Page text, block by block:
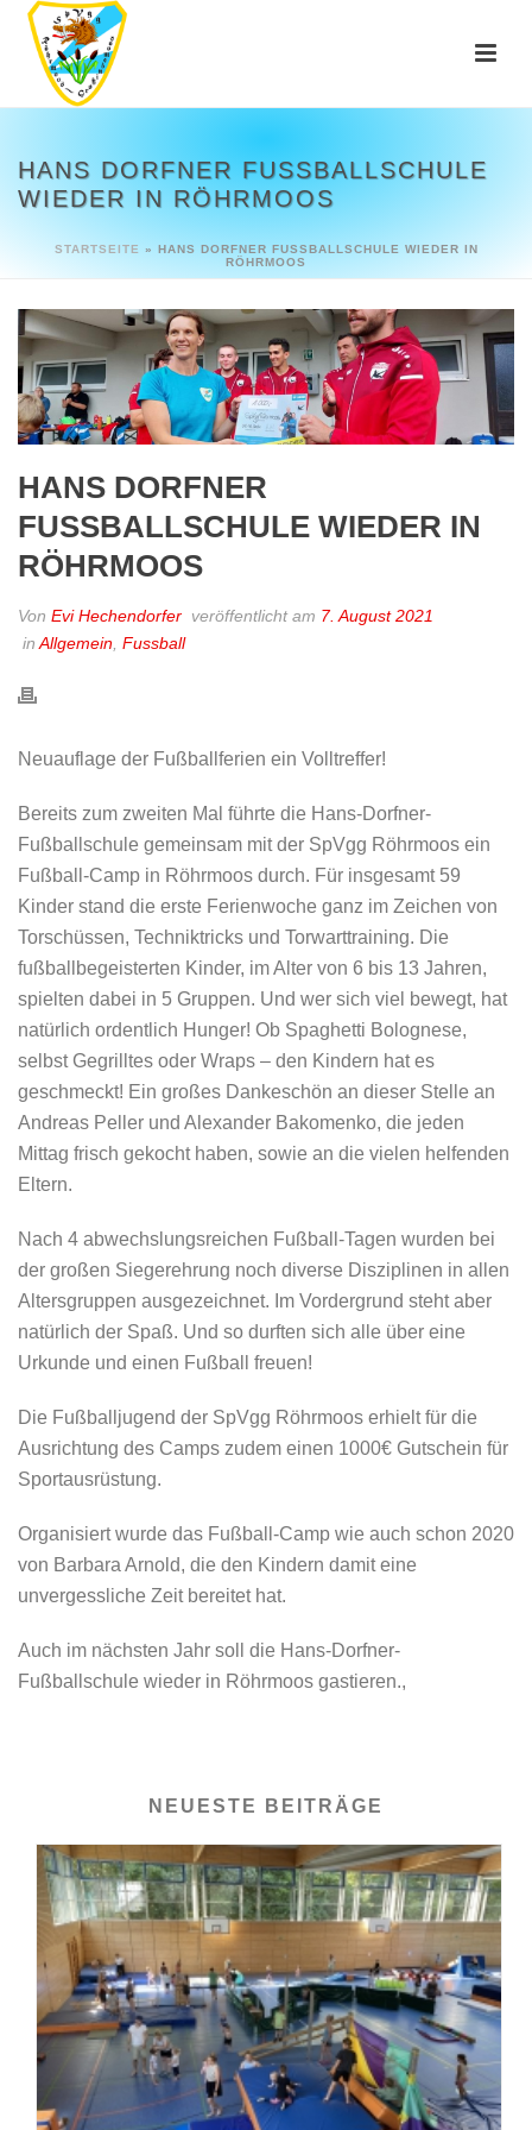
HANS DORFNER FUSSBALLSCHULE W
IEDER IN RÖHRMOOS
STARTSEITE » HANS DORFNER FUSSBALLSCHULE WIEDER IN R
ÖHRMOOS
HANS DORFNER
FUSSBALLSCHULE WIEDER IN R
ÖHRMOOS
Von Evi Hechendorfer veröffentlicht am 7. August 2021
in Allgemein Fussball
Neuauflage der Fußballferien ein Volltreffer!
Bereits zum zweiten Mal führte die Hans-Dorfner-
Fußballschule gemeinsam mit der SpVgg Röhrmoos ein
Fußball-Camp in Röhrmoos durch. Für insgesamt 59
Kinder stand die erste Ferienwoche ganz im Zeichen von
Torschüssen, Techniktricks und Torwarttraining. Die
fußballbegeisterten Kinder, im Alter von 6 bis 13 Jahren,
spielten dabei in 5 Gruppen. Und wer sich viel bewegt, hat
natürlich ordentlich Hunger! Ob Spaghetti Bolognese,
selbst Gegrilltes oder Wraps – den Kindern hat es
geschmeckt! Ein großes Dankeschön an dieser Stelle an
Andreas Peller und Alexander Bakomenko, die jeden
Mittag frisch gekocht haben, sowie an die vielen helfenden
Eltern.
Nach 4 abwechslungsreichen Fußball-Tagen wurden bei
der großen Siegerehrung noch diverse Disziplinen in allen
Altersgruppen ausgezeichnet. Im Vordergrund steht aber
natürlich der Spaß. Und so durften sich alle über eine
Urkunde und einen Fußball freuen!
Die Fußballjugend der SpVgg Röhrmoos erhielt für die
Ausrichtung des Camps zudem einen 1000€ Gutschein für
Sportausrüstung.
Organisiert wurde das Fußball-Camp wie auch schon 2020
von Barbara Arnold, die den Kindern damit eine
unvergessliche Zeit bereitet hat.
Auch im nächsten Jahr soll die Hans-Dorfner-
Fußballschule wieder in Röhrmoos gastieren.,
NEUESTE BEITRÄGE